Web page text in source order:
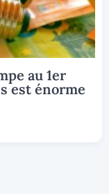
au 1er
est énorme